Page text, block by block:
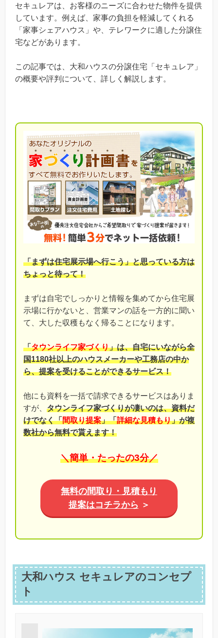
セキュレアは、お客様のニーズに合わせた物件を提供
しています。例えば、家事の負担を軽減してくれる
「家事シェアハウス」や、テレワークに適した分譲住
宅などがあります。
この記事では、大和ハウスの分譲住宅「セキュレア」
の概要や評判について、詳しく解説します。
「まずは住宅展示場へ行こう」と思っている方は
ちょっと待って！
まずは自宅でしっかりと情報を集めてから住宅展
示場に行かないと、営業マンの話を一方的に聞い
て、大した収穫もなく帰ることになります。
「タウンライフ家づくり」は、自宅にいながら全
国1180社以上のハウスメーカーや工務店の中か
ら、提案を受けることができるサービス！
他にも資料を一括で請求できるサービスはありま
すが、 タウンライフ家づくりが凄いのは、資料だ
けでなく「間取り提案」「詳細な見積もり」が複
数社から無料で貰えます！
＼簡単・たったの3分／
無料の間取り・見積もり
提案はコチラから ＞
大和ハウス セキュレアのコンセプ
ト